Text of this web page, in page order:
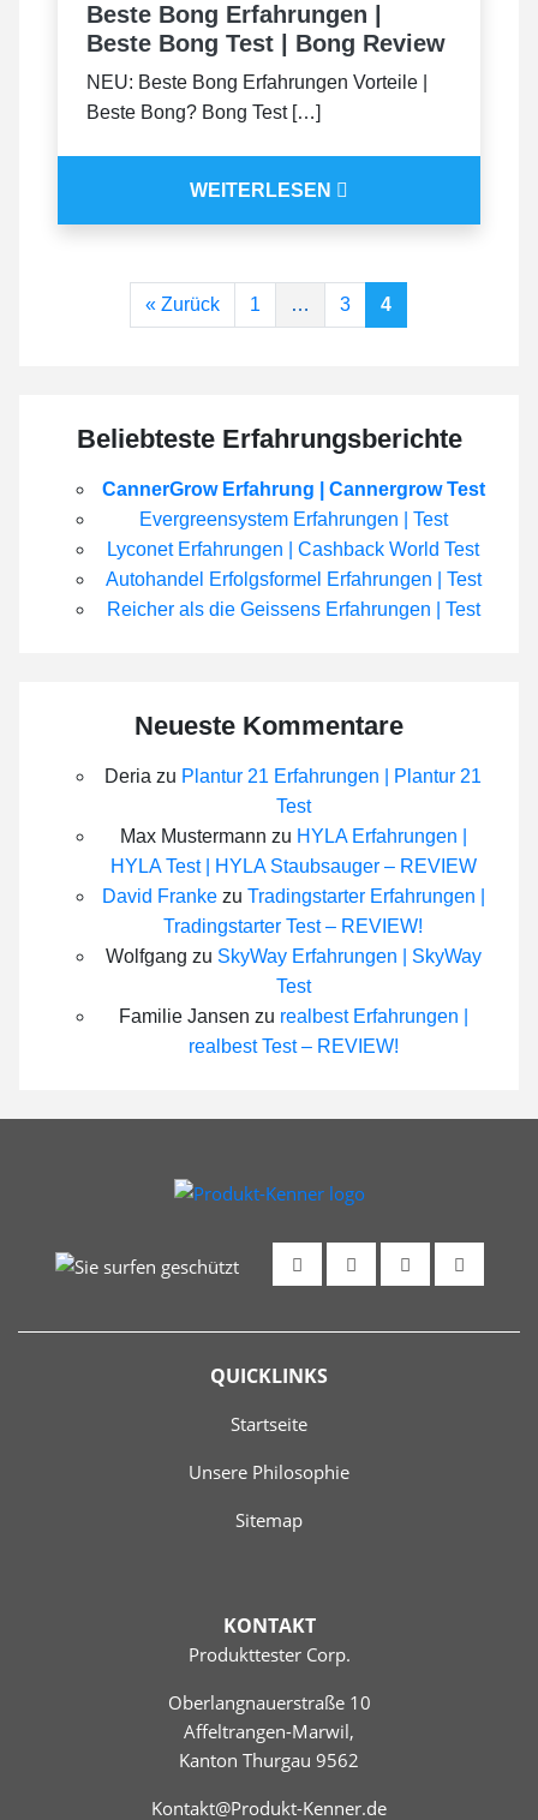
Beste Bong Erfahrungen |
Beste Bong Test | Bong Review
NEU: Beste Bong Erfahrungen Vorteile |
Beste Bong? Bong Test […]
WEITERLESEN
Beitragsnavigation
« Zurück 1 … 3 4
Beliebteste Erfahrungsberichte
CannerGrow Erfahrung | Cannergrow Test
Evergreensystem Erfahrungen | Test
Lyconet Erfahrungen | Cashback World Test
Autohandel Erfolgsformel Erfahrungen | Test
Reicher als die Geissens Erfahrungen | Test
Neueste Kommentare
Deria zu Plantur 21 Erfahrungen | Plantur 21
Test
Max Mustermann zu HYLA Erfahrungen |
HYLA Test | HYLA Staubsauger – REVIEW
David Frankezu Tradingstarter Erfahrungen |
Tradingstarter Test – REVIEW!
Wolfgang zu SkyWay Erfahrungen | SkyWay
Test
Familie Jansen zu realbest Erfahrungen |
realbest Test – REVIEW!
QUICKLINKS
Startseite
Unsere Philosophie
Sitemap
KONTAKT
Produkttester Corp.
Oberlangnauerstraße 10
Affeltrangen-Marwil,
Kanton Thurgau 9562
Kontakt@Produkt-Kenner.de